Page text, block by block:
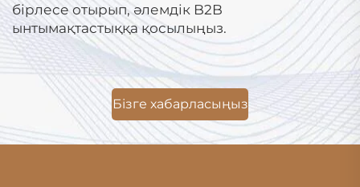
бірлесе отырып, әлемдік B2B
ынтымақтастыққа қосылыңыз.
Бізге хабарласыңыз